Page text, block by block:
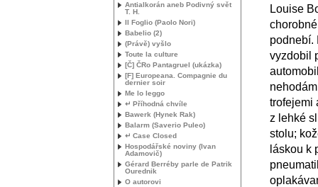
Louise
podnebí.
vyzdobil
trofejemi
z lehké
stolu;
láskou k
Antialkorán aneb Podivný svět
T. H.
Il Foglio (Paolo Nori)
Babelio (2)
(Právě) vyšlo
Toute la culture
[Č] ČRo Pantagruel (ukázka)
[F] Europeana. Compagnie du
dernier soir
Me lo leggo
↵ Příhodná chvíle
Bawerk (Hynek Rak)
Balarm (Saverio Puleo)
↵ Case Closed
Hospodářské noviny (Ivan
Adamovič)
Gérard Berréby parle de Patrik
Ourednik
O autorovi